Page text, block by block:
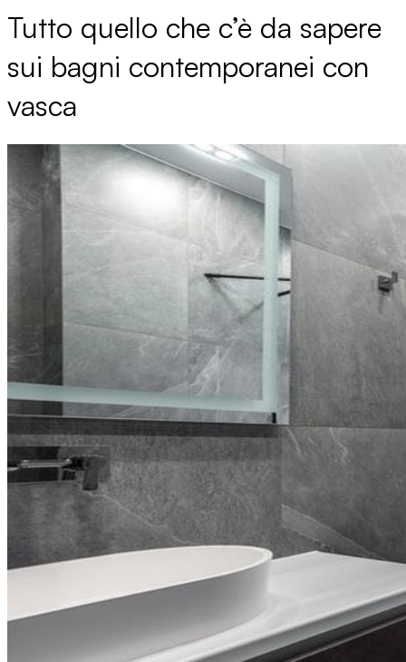
Tutto quello che c’è da sapere
sui bagni contemporanei con
vasca